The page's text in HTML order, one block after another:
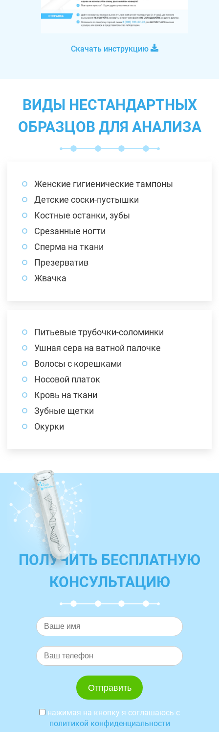
Скачать инструкцию
ВИДЫ НЕСТАНДАРТНЫХ
ОБРАЗЦОВ ДЛЯ АНАЛИЗА
Женские гигиенические тампоны
Детские соски-пустышки
Костные останки, зубы
Срезанные ногти
Сперма на ткани
Презерватив
Жвачка
Питьевые трубочки-соломинки
Ушная сера на ватной палочке
Волосы с корешками
Носовой платок
Кровь на ткани
Зубные щетки
Окурки
ПОЛУЧИТЬ БЕСПЛАТНУЮ
КОНСУЛЬТАЦИЮ
нажимая на кнопку я соглашаюсь с
политикой конфиденциальности